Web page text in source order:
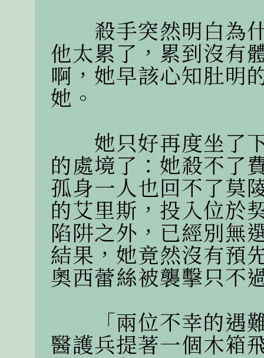
殺手突然明白為什
他太累了，累到沒有
啊，她早該心知肚明
她。
她只好再度坐了下
的處境了：她殺不了
孤身一人也回不了莫
的艾里斯，投入位於
陷阱之外，已經別無
結果，她竟然沒有預
奧西蕾絲被襲擊只不
「兩位不幸的遇難
醫護兵提著一個木箱